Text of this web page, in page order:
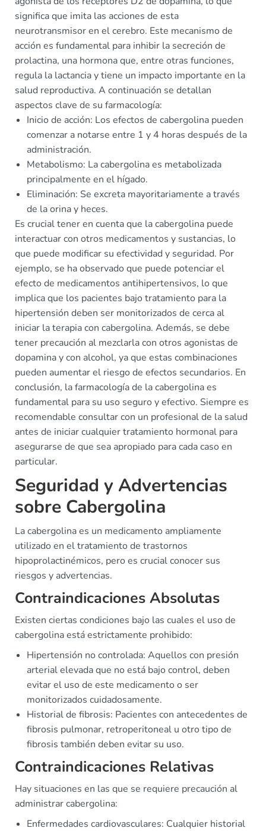
significa que imita las acciones de esta
neurotransmisor en el cerebro. Este mecanismo de
acción es fundamental para inhibir la secreción de
prolactina, una hormona que, entre otras funciones,
regula la lactancia y tiene un impacto importante en la
salud reproductiva. A continuación se detallan
aspectos clave de su farmacología:
Inicio de acción: Los efectos de cabergolina pueden
comenzar a notarse entre 1 y 4 horas después de la
administración.
Metabolismo: La cabergolina es metabolizada
principalmente en el hígado.
Eliminación: Se excreta mayoritariamente a través
de la orina y heces.
Es crucial tener en cuenta que la cabergolina puede
interactuar con otros medicamentos y sustancias, lo
que puede modificar su efectividad y seguridad. Por
ejemplo, se ha observado que puede potenciar el
efecto de medicamentos antihipertensivos, lo que
implica que los pacientes bajo tratamiento para la
hipertensión deben ser monitorizados de cerca al
iniciar la terapia con cabergolina. Además, se debe
tener precaución al mezclarla con otros agonistas de
dopamina y con alcohol, ya que estas combinaciones
pueden aumentar el riesgo de efectos secundarios. En
conclusión, la farmacología de la cabergolina es
fundamental para su uso seguro y efectivo. Siempre es
recomendable consultar con un profesional de la salud
antes de iniciar cualquier tratamiento hormonal para
asegurarse de que sea apropiado para cada caso en
particular.
Seguridad y Advertencias
sobre Cabergolina
La cabergolina es un medicamento ampliamente
utilizado en el tratamiento de trastornos
hipoprolactinémicos, pero es crucial conocer sus
riesgos y advertencias.
Contraindicaciones Absolutas
Existen ciertas condiciones bajo las cuales el uso de
cabergolina está estrictamente prohibido:
Hipertensión no controlada: Aquellos con presión
arterial elevada que no está bajo control, deben
evitar el uso de este medicamento o ser
monitorizados cuidadosamente.
Historial de fibrosis: Pacientes con antecedentes de
fibrosis pulmonar, retroperitoneal u otro tipo de
fibrosis también deben evitar su uso.
Contraindicaciones Relativas
Hay situaciones en las que se requiere precaución al
administrar cabergolina:
Enfermedades cardiovasculares: Cualquier historial